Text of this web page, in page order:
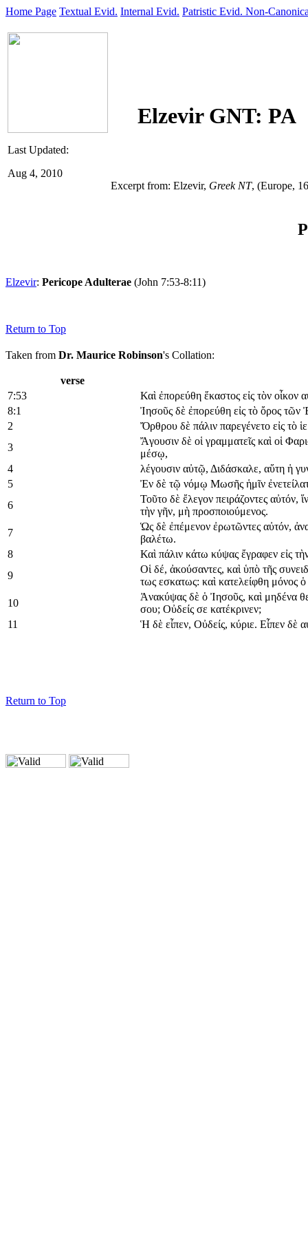
Home Page Textual Evid. Internal Evid. Patristic Evid. Non-
Last Updated:
Aug 4, 2010
Elzevir GNT: PA
Excerpt from: Elzevir, Greek NT, (Europe,
Elzevir: Pericope Adulterae (John 7:53-8:11)
Return to Top
Taken from Dr. Maurice Robinson's Collation:
verse
7:53
Καὶ ἐπορεύθη ἕκαστος εἰς τὸν οἶκον
8:1
Ἰησοῦς δὲ ἐπορεύθη εἰς τὸ ὄρος τῶν
2
Ὄρθρου δὲ πάλιν παρεγένετο εἰς τὸ
3
Ἄγουσιν δὲ οἱ γραμματεῖς καὶ οἱ
μέσῳ,
4
λέγουσιν αὐτῷ, Διδάσκαλε, αὕτη ἡ
5
Ἐν δὲ τῷ νόμῳ Μωσῆς ἡμῖν
6
Τοῦτο δὲ ἔλεγον πειράζοντες
τὴν γῆν, μὴ προσποιούμενος.
7
Ὡς δὲ ἐπέμενον ἐρωτῶντες αὐτόν,
βαλέτω.
8
Καὶ πάλιν κάτω κύψας ἔγραφεν εἰς
9
Οἱ δέ, ἀκούσαντες, καὶ ὑπὸ τῆς
τως εσκατως: καὶ κατελείφθη μόνος
10
Ἀνακύψας δὲ ὁ Ἰησοῦς, καὶ μηδένα
σου; Οὐδείς σε κατέκρινεν;
11
Ἡ δὲ εἶπεν, Οὐδείς, κύριε. Εἶπεν δὲ
Return to Top